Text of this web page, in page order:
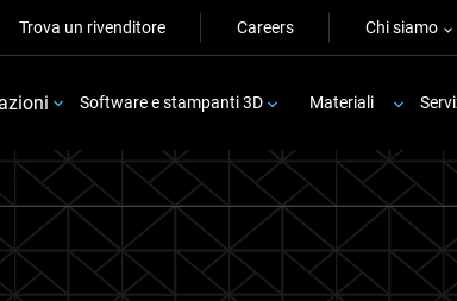
Trova un rivenditore Careers Chi siamo
Software e stampanti 3D Materiali